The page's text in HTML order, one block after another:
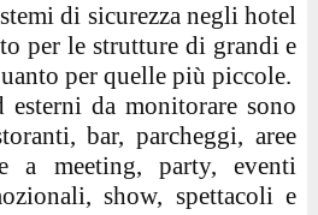
di sicurezza negli hotel
per le strutture di grandi e
per quelle più piccole.
da monitorare sono
bar, parcheggi, aree
a meeting, party, eventi
show, spettacoli e